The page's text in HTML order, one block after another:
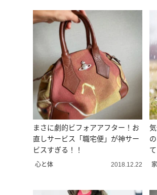
まさに劇的ビフォアアフター！お
直しサービス「職宅便」が神サー
ビスすぎる！！
心と体 2018.12.22